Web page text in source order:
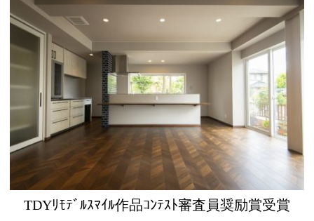
TDYﾘﾓﾃﾞﾙｽﾏｲﾙ作品ｺﾝﾃｽﾄ審査員奨励賞受賞